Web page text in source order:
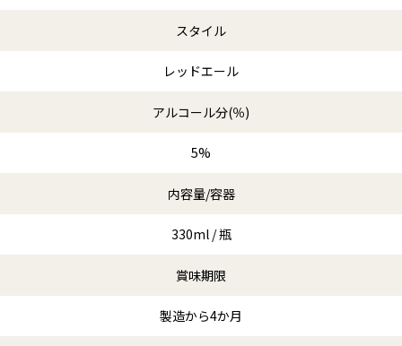
スタイル
レッドエール
アルコール分(％)
5%
内容量/容器
330ml / 瓶
賞味期限
製造から4か月